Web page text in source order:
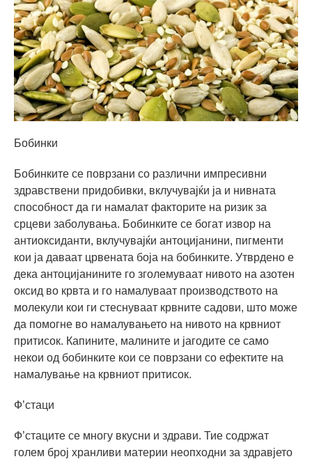
Бобинки
Бобинките се поврзани со различни импресивни
здравствени придобивки, вклучувајќи ја и нивната
способност да ги намалат факторите на ризик за
срцеви заболувања. Бобинките се богат извор на
антиоксиданти, вклучувајќи антоцијанини, пигменти
кои ја даваат црвената боја на бобинките. Утврдено е
дека антоцијанините го зголемуваат нивото на азотен
оксид во крвта и го намалуваат производството на
молекули кои ги стеснуваат крвните садови, што може
да помогне во намалувањето на нивото на крвниот
притисок. Капините, малините и јагодите се само
некои од бобинките кои се поврзани со ефектите на
намалување на крвниот притисок.
Ф’стаци
Ф’стаците се многу вкусни и здрави. Тие содржат
голем број хранливи материи неопходни за здравјето